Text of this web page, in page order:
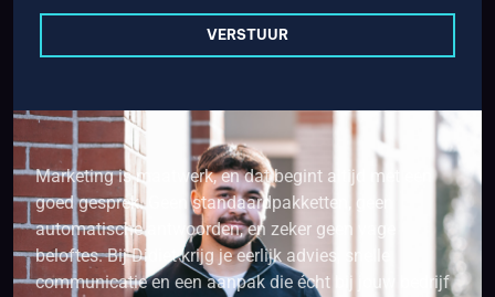
VERSTUUR
Marketing is maatwerk, en dat begint altijd met een
goed gesprek. Geen standaardpakketten, geen
automatische antwoorden, en zeker geen vage
beloftes. Bij Didiet krijg je eerlijk advies, snelle
communicatie en een aanpak die écht bij jouw bedrijf